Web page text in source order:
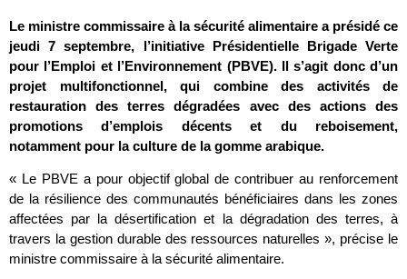
Le ministre commissaire à la sécurité alimentaire a présidé ce
jeudi 7 septembre, l’initiative Présidentielle Brigade Verte
pour l’Emploi et l’Environnement (PBVE). Il s’agit donc d’un
projet multifonctionnel, qui combine des activités de
restauration des terres dégradées avec des actions des
promotions d’emplois décents et du reboisement,
notamment pour la culture de la gomme arabique.
« Le PBVE a pour objectif global de contribuer au renforcement
de la résilience des communautés bénéficiaires dans les zones
affectées par la désertification et la dégradation des terres, à
travers la gestion durable des ressources naturelles », précise le
ministre commissaire à la sécurité alimentaire.